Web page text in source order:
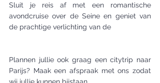
Sluit je reis af met een romantische
avondcruise over de Seine en geniet van
de prachtige verlichting van de
Plannen jullie ook graag een citytrip naar
Parijs? Maak een afspraak met ons zodat